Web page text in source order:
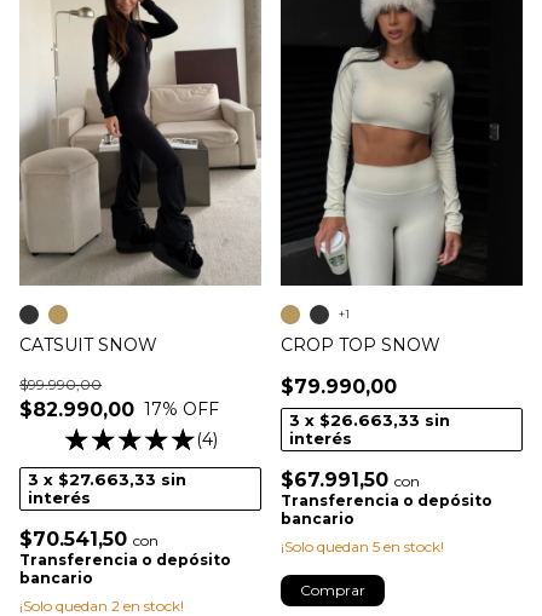
CATSUIT SNOW
$82.990,00
$99.990,00
17% OFF
(4)
3 x $27.663,33 sin
interés
$70.541,50 con
Transferencia o depósito
bancario
¡Solo quedan 2 en stock!
CROP TOP SNOW
$79.990,00
3 x $26.663,33 sin
interés
$67.991,50 con
Transferencia o depósito
bancario
¡Solo quedan 5 en stock!
+1
Comprar